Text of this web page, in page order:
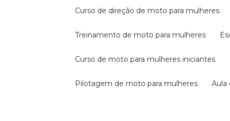
curso de direção de moto para mulheres
treinamento de moto para mulheres
curso de moto para mulheres iniciantes
pilotagem de moto para mulheres